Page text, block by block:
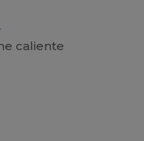
caliente